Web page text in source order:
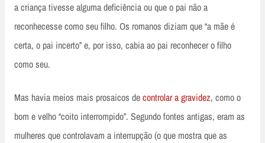
a criança tivesse alguma deficiência ou que o pai não a
reconhecesse como seu filho. Os romanos diziam que “a mãe é
certa, o pai incerto” e, por isso, cabia ao pai reconhecer o filho
como seu.
Mas havia meios mais prosaicos decontrolar a gravidez, como o
bom e velho “coito interrompido”. Segundo fontes antigas, eram as
mulheres que controlavam a interrupção (o que mostra que as